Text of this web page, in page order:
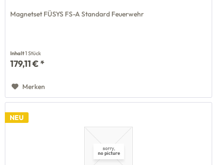
Magnetset FÜSYS FS-A Standard Feuerwehr
Inhalt1 Stück
179,11 € *
Merken
NEU